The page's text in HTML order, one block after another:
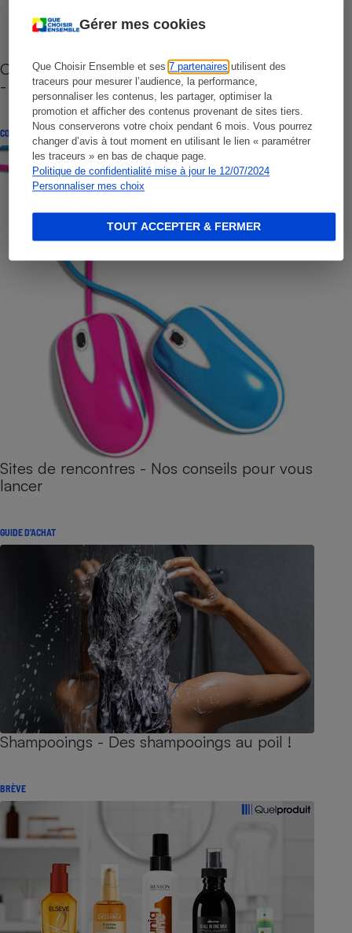
Gérer mes cookies
Que Choisir Ensemble et ses7 partenaires utilisent des
traceurs pour mesurer l’audience, la performance,
personnaliser les contenus, les partager, optimiser la
promotion et afficher des contenus provenant de sites tiers.
Nous conserverons votre choix pendant 6 mois. Vous pourrez
changer d’avis à tout moment en utilisant le lien « paramétrer
les traceurs » en bas de chaque page.
Politique de confidentialité mise à jour le 12/07/2024
Personnaliser mes choix
TOUT ACCEPTER & FERMER
Cafetière à capsules zéro déchet CoffeeB (vidéo)
- Premières impressions
CONSEILS
Sites de rencontres - Nos conseils pour vous
lancer
GUIDE D'ACHAT
Shampooings - Des shampooings au poil !
BRÈVE